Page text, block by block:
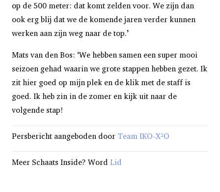
op de 500 meter: dat komt zelden voor. We zijn dan
ook erg blij dat we de komende jaren verder kunnen
werken aan zijn weg naar de top.’
Mats van den Bos: ‘We hebben samen een super mooi
seizoen gehad waarin we grote stappen hebben gezet. Ik
zit hier goed op mijn plek en de klik met de staff is
goed. Ik heb zin in de zomer en kijk uit naar de
volgende stap!
Persbericht aangeboden door Team IKO-X²O
Meer Schaats Inside? Word Lid